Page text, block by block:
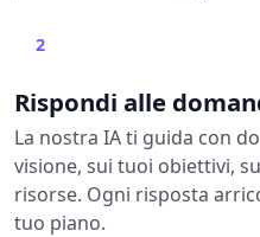
2
Rispondi alle
La nostra IA ti guida con
visione, sui tuoi obiettivi,
risorse. Ogni risposta
tuo piano.